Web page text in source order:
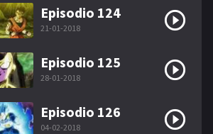
Episodio 124
21-01-2018
Episodio 125
28-01-2018
Episodio 126
04-02-2018